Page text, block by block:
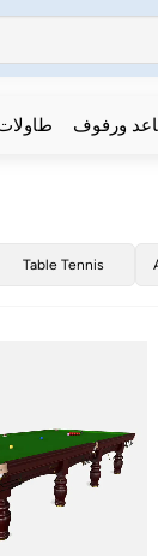
ورفوف
Table Tennis